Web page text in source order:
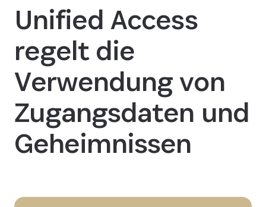
Unified Access
regelt die
Verwendung von
Zugangsdaten und
Geheimnissen